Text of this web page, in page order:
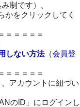
制です）。
かをクリックしてく
＝＝＝＝＝
しない方法 （会員登
＝＝＝＝＝
アカウントに紐づい
の ID 」にログインし